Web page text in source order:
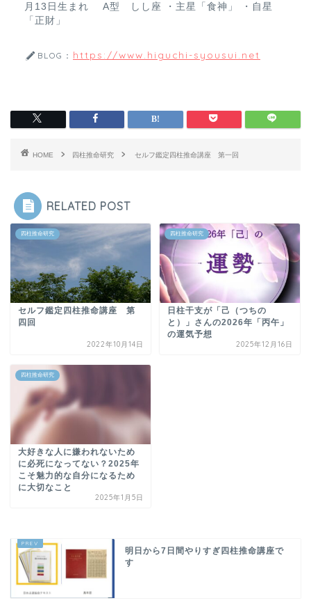
月13日生まれ A型 しし座 ・主星「食神」 ・自星
「正財」
BLOG： https://www.higuchi-syousui.net
HOME 四柱推命研究 セルフ鑑定四柱推命講座 第一回
RELATED POST
四柱推命研究
セルフ鑑定四柱推命講座 第
四回
2022年10月14日
四柱推命研究
日柱干支が「己（つちの
と）」さんの2026年「丙午」
の運気予想
2025年12月16日
四柱推命研究
大好きな人に嫌われないため
に必死になってない？2025年
こそ魅力的な自分になるため
に大切なこと
2025年1月5日
明日から7日間やりすぎ四柱推命講座で
す